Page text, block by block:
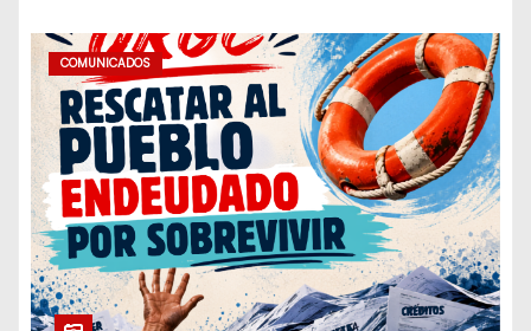
COMUNICADOS